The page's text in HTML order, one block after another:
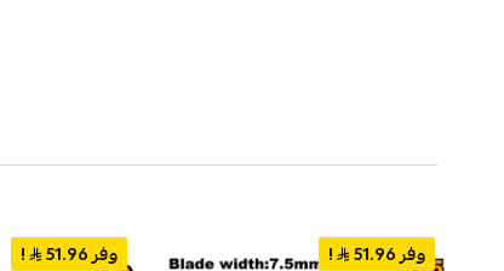
وفر 51.96 ! وفر 51.96 !